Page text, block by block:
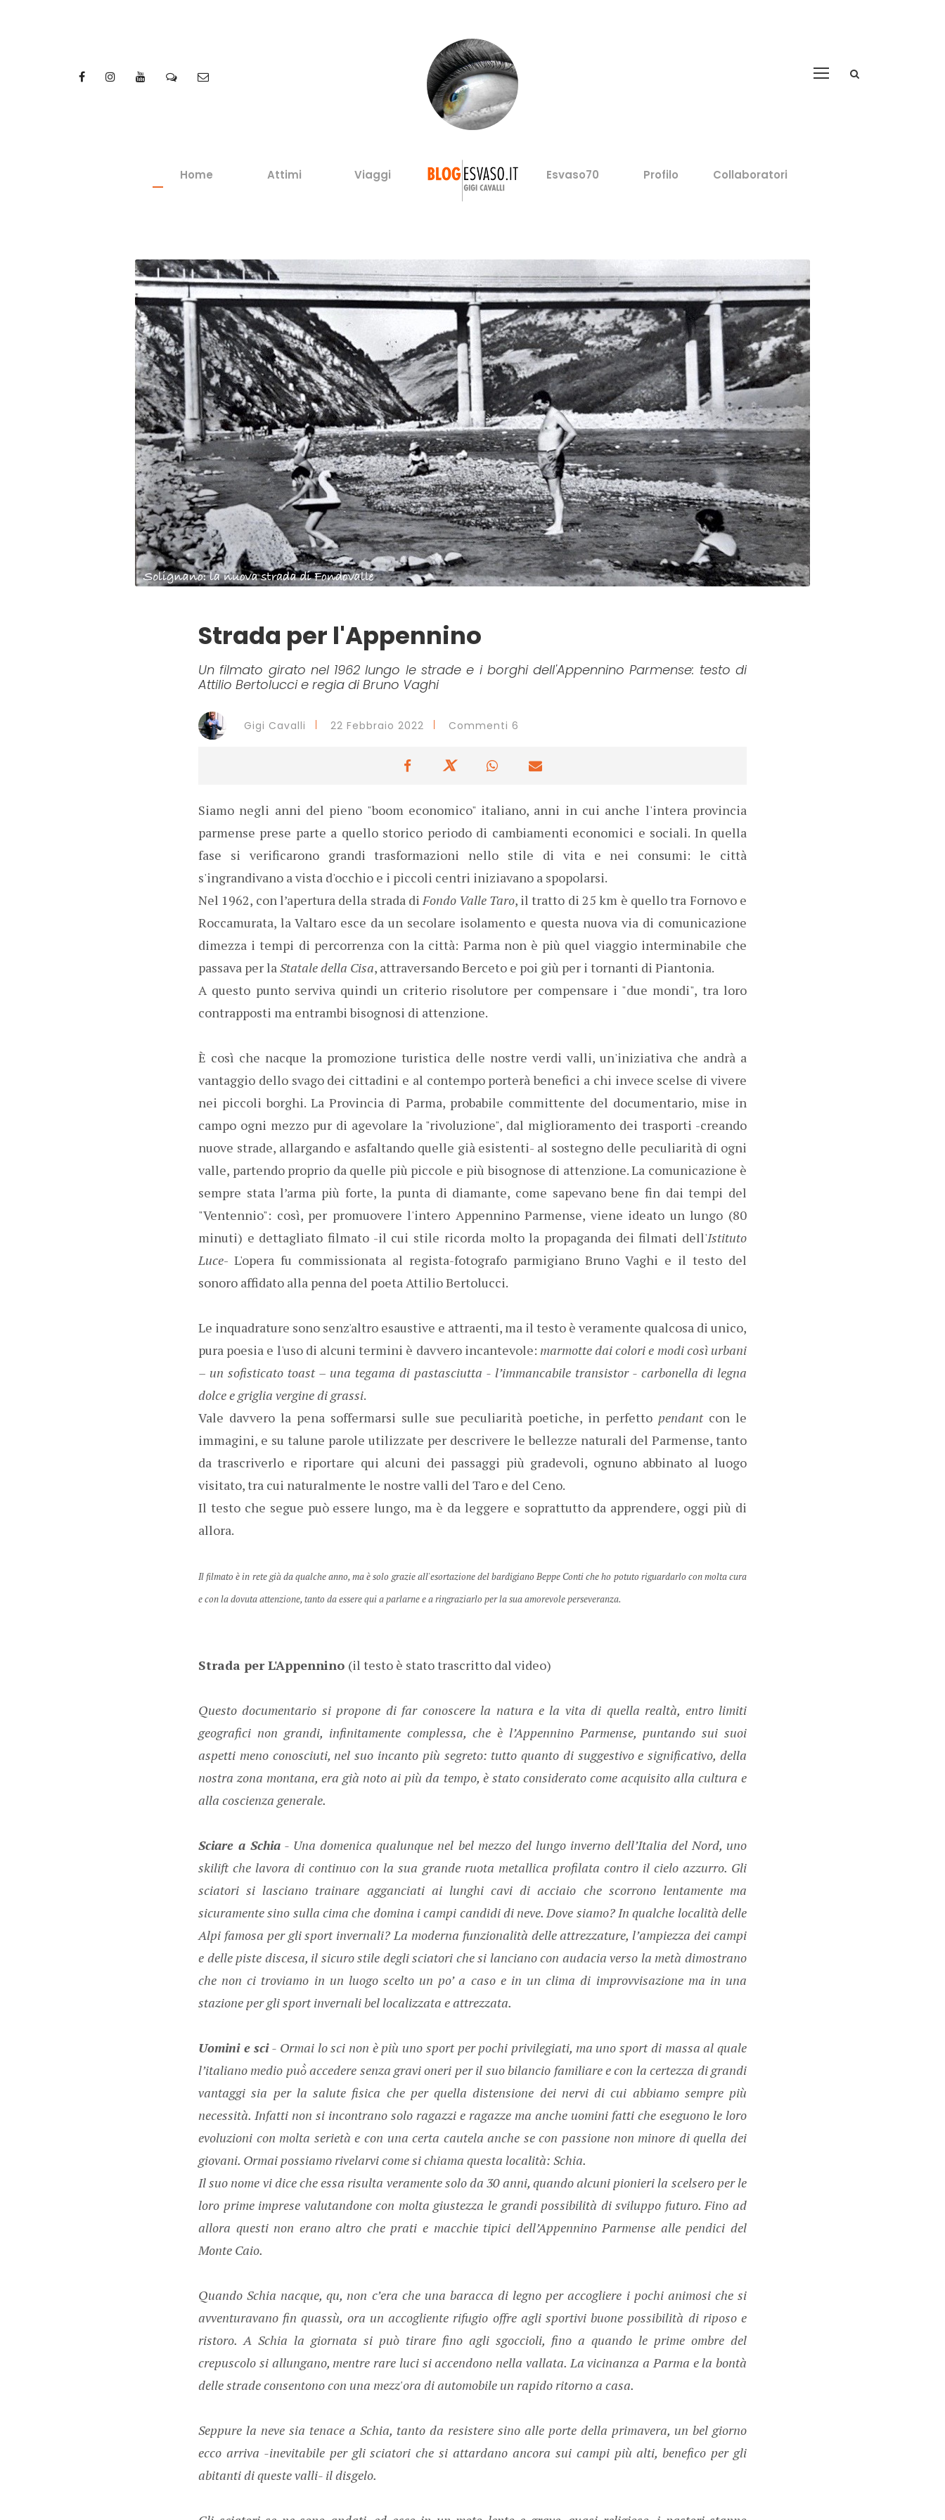
Home Attimi Viaggi Esvaso70 Profilo Collaboratori
Strada per l'Appennino
Un filmato girato nel 1962 lungo le strade e i borghi dell'Appennino Parmense: testo di
Attilio Bertolucci e regia di Bruno Vaghi
Gigi Cavalli 22 Febbraio 2022 Commenti 6
Siamo negli anni del pieno "boom economico" italiano, anni in cui anche l'intera provincia
parmense prese parte a quello storico periodo di cambiamenti economici e sociali. In quella
fase si verificarono grandi trasformazioni nello stile di vita e nei consumi: le città
s'ingrandivano a vista d'occhio e i piccoli centri iniziavano a spopolarsi.
Nel 1962, con l’apertura della strada di Fondo Valle Taro, il tratto di 25 km è quello tra Fornovo e
Roccamurata, la Valtaro esce da un secolare isolamento e questa nuova via di comunicazione
dimezza i tempi di percorrenza con la città: Parma non è più quel viaggio interminabile che
passava per la Statale della Cisa, attraversando Berceto e poi giù per i tornanti di Piantonia.
A questo punto serviva quindi un criterio risolutore per compensare i "due mondi", tra loro
contrapposti ma entrambi bisognosi di attenzione.
È così che nacque la promozione turistica delle nostre verdi valli, un'iniziativa che andrà a
vantaggio dello svago dei cittadini e al contempo porterà benefici a chi invece scelse di vivere
nei piccoli borghi. La Provincia di Parma, probabile committente del documentario, mise in
campo ogni mezzo pur di agevolare la "rivoluzione", dal miglioramento dei trasporti -creando
nuove strade, allargando e asfaltando quelle già esistenti- al sostegno delle peculiarità di ogni
valle, partendo proprio da quelle più piccole e più bisognose di attenzione. La comunicazione è
sempre stata l’arma più forte, la punta di diamante, come sapevano bene fin dai tempi del
"Ventennio": così, per promuovere l'intero Appennino Parmense, viene ideato un lungo (80
minuti) e dettagliato filmato -il cui stile ricorda molto la propaganda dei filmati dell'Istituto
Luce- L'opera fu commissionata al regista-fotografo parmigiano Bruno Vaghi e il testo del
sonoro affidato alla penna del poeta Attilio Bertolucci.
Le inquadrature sono senz'altro esaustive e attraenti, ma il testo è veramente qualcosa di unico,
pura poesia e l'uso di alcuni termini è davvero incantevole: marmotte dai colori e modi così urbani
– un sofisticato toast – una tegama di pastasciutta - l’immancabile transistor - carbonella di legna
dolce e griglia vergine di grassi.
Vale davvero la pena soffermarsi sulle sue peculiarità poetiche, in perfetto pendantcon le
immagini, e su talune parole utilizzate per descrivere le bellezze naturali del Parmense, tanto
da trascriverlo e riportare qui alcuni dei passaggi più gradevoli, ognuno abbinato al luogo
visitato, tra cui naturalmente le nostre valli del Taro e del Ceno.
Il testo che segue può essere lungo, ma è da leggere e soprattutto da apprendere, oggi più di
allora.
Il filmato è in rete già da qualche anno, ma è solo grazie all'esortazione del bardigiano Beppe Conti che ho potuto riguardarlo con molta cura
e con la dovuta attenzione, tanto da essere qui a parlarne e a ringraziarlo per la sua amorevole perseveranza.
Strada per L'Appennino (il testo è stato trascritto dal video)
Questo documentario si propone di far conoscere la natura e la vita di quella realtà, entro limiti
geografici non grandi, infinitamente complessa, che è l’Appennino Parmense, puntando sui suoi
aspetti meno conosciuti, nel suo incanto più segreto: tutto quanto di suggestivo e significativo, della
nostra zona montana, era già noto ai più da tempo, è stato considerato come acquisito alla cultura e
alla coscienza generale.
Sciare a Schia - Una domenica qualunque nel bel mezzo del lungo inverno dell’Italia del Nord, uno
skilift che lavora di continuo con la sua grande ruota metallica profilata contro il cielo azzurro. Gli
sciatori si lasciano trainare agganciati ai lunghi cavi di acciaio che scorrono lentamente ma
sicuramente sino sulla cima che domina i campi candidi di neve. Dove siamo? In qualche località delle
Alpi famosa per gli sport invernali? La moderna funzionalità delle attrezzature, l’ampiezza dei campi
e delle piste discesa, il sicuro stile degli sciatori che si lanciano con audacia verso la metà dimostrano
che non ci troviamo in un luogo scelto un po’ a caso e in un clima di improvvisazione ma in una
stazione per gli sport invernali bel localizzata e attrezzata.
Uomini e sci- Ormai lo sci non è più uno sport per pochi privilegiati, ma uno sport di massa al quale
l’italiano medio può̀ accedere senza gravi oneri per il suo bilancio familiare e con la certezza di grandi
vantaggi sia per la salute fisica che per quella distensione dei nervi di cui abbiamo sempre più
necessità. Infatti non si incontrano solo ragazzi e ragazze ma anche uomini fatti che eseguono le loro
evoluzioni con molta serietà e con una certa cautela anche se con passione non minore di quella dei
giovani. Ormai possiamo rivelarvi come si chiama questa località: Schia.
Il suo nome vi dice che essa risulta veramente solo da 30 anni, quando alcuni pionieri la scelsero per le
loro prime imprese valutandone con molta giustezza le grandi possibilità di sviluppo futuro. Fino ad
allora questi non erano altro che prati e macchie tipici dell’Appennino Parmense alle pendici del
Monte Caio.
Quando Schia nacque, qu, non c’era che una baracca di legno per accogliere i pochi animosi che si
avventuravano fin quassù, ora un accogliente rifugio offre agli sportivi buone possibilità di riposo e
ristoro. A Schia la giornata si può tirare fino agli sgoccioli, fino a quando le prime ombre del
crepuscolo si allungano, mentre rare luci si accendono nella vallata. La vicinanza a Parma e la bontà
delle strade consentono con una mezz'ora di automobile un rapido ritorno a casa.
Seppure la neve sia tenace a Schia, tanto da resistere sino alle porte della primavera, un bel giorno
ecco arriva -inevitabile per gli sciatori che si attardano ancora sui campi più alti, benefico per gli
abitanti di queste valli- il disgelo.